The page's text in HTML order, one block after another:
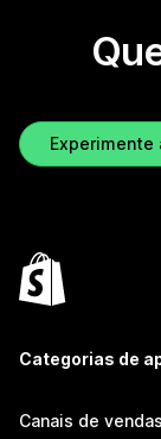
Experimente
Categorias de
Canais de vendas